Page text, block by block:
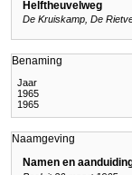
Helftheuvelweg
De Kruiskamp, De
Benaming
Jaar
1965
1965
Naamgeving
Namen en